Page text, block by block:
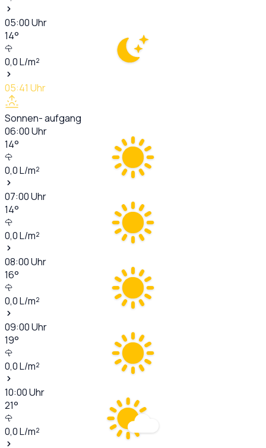
05:00Uhr
14°
0,0L/m²
05:41 Uhr
Sonnen- aufgang
06:00Uhr
14°
0,0L/m²
07:00Uhr
14°
0,0L/m²
08:00Uhr
16°
0,0L/m²
09:00Uhr
19°
0,0L/m²
10:00Uhr
21°
0,0L/m²